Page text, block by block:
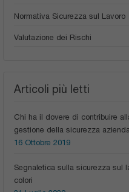
Normativa Sicurezza sul Lavoro
Valutazione dei Rischi
Articoli più letti
Chi ha il dovere di contribuire
gestione della sicurezza
16 Ottobre 2019
Segnaletica sulla sicurezza sul
colori